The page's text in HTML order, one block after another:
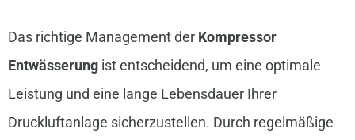
Das richtige Management der Kompressor
Entwässerungist entscheidend, um eine optimale
Leistung und eine lange Lebensdauer Ihrer
Druckluftanlage sicherzustellen. Durch regelmäßige